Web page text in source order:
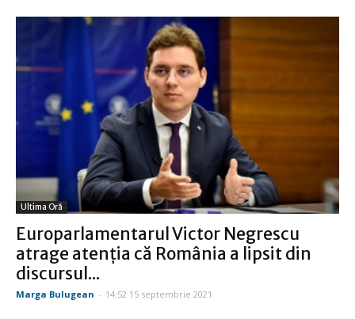
Ultima Oră
Europarlamentarul Victor Negrescu
atrage atenția că România a lipsit din
discursul...
Marga Bulugean - 14:52 15 septembrie 2021